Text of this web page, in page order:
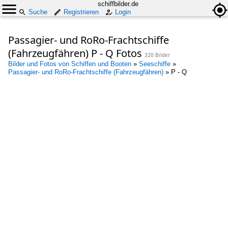
schiffbilder.de
Suche
Registrieren Login
Passagier- und RoRo-Frachtschiffe
(Fahrzeugfähren) P - Q Fotos 320 Bilder
Bilder und Fotos von Schiffen und Booten » Seeschiffe »
Passagier- und RoRo-Frachtschiffe (Fahrzeugfähren) » P - Q